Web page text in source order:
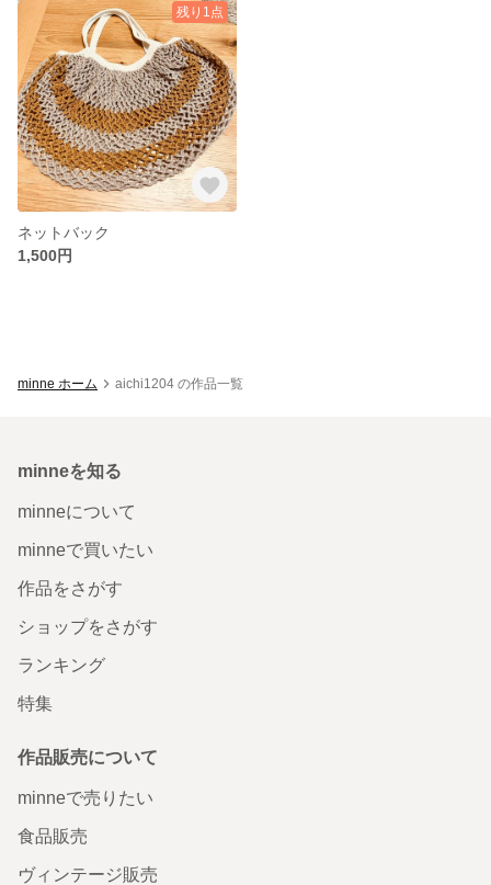
残り1点
ネットバック
1,500円
minne ホーム aichi1204 の作品一覧
minneを知る
minneについて
minneで買いたい
作品をさがす
ショップをさがす
ランキング
特集
作品販売について
minneで売りたい
食品販売
ヴィンテージ販売